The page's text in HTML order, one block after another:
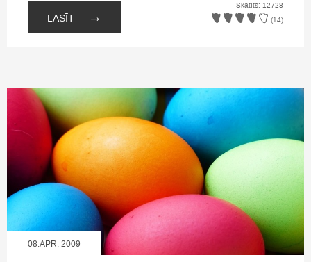
LASĪT →
Skatīts: 12728
(14)
08.APR, 2009